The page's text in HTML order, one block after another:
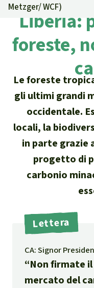
Temi
40
Cerca
Deutsch
English
Español
Français
In
Metzger/ WCF)
Liberia:
foreste,
Le foreste
gli ultimi grandi
occidentale.
locali, la
in parte grazie
progetto di
carbonio
Lettera
CA: Signor
“Non firmate
mercato del